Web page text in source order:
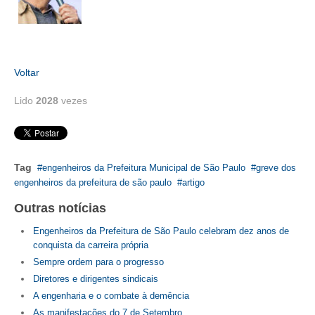
PLATAFORMAS GRATUITAS
BENEFÍCIOS
CONVÊNIOS
PLANO DE SAÚDE
Voltar
Lido 2028 vezes
Tag engenheiros da Prefeitura Municipal de São Paulo
greve dos
engenheiros da prefeitura de são paulo
artigo
Outras notícias
Engenheiros da Prefeitura de São Paulo celebram dez anos de
conquista da carreira própria
Sempre ordem para o progresso
Diretores e dirigentes sindicais
A engenharia e o combate à demência
As manifestações do 7 de Setembro